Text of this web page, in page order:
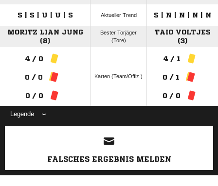
S | S | U | U | S Aktueller Trend S | N | N | N | N
MORITZ LIAN JUNG
(8)
Bester Torjäger
(Tore)
TAIO VOLTJES
(3)
4 / 0
0 / 0
0 / 0
Karten (Team/Offiz.)
4 / 1
0 / 1
0 / 0
Legende
ANZEIGE
FALSCHES ERGEBNIS MELDEN